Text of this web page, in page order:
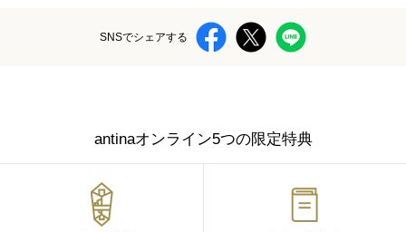
SNSでシェアする
antinaオンライン5つの限定特典